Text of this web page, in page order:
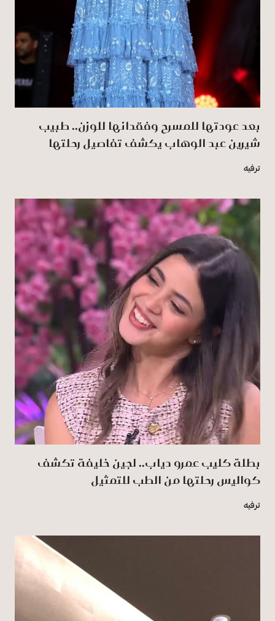
بعد عودتها للمسرح وفقدانها للوزن.. طبيب
شيرين عبد الوهاب يكشف تفاصيل رحلتها
ترفيه
بطلة كليب عمرو دياب.. لجين خليفة تكشف
كواليس رحلتها من الطب للتمثيل
ترفيه